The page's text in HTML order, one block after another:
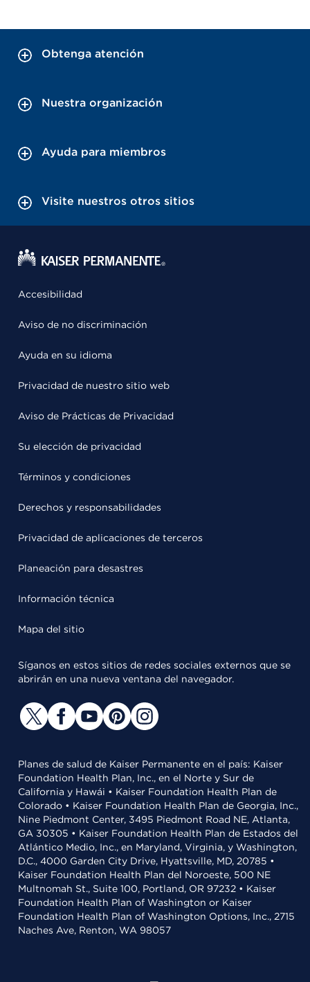
Obtenga atención
Nuestra organización
Ayuda para miembros
Visite nuestros otros sitios
Accesibilidad
Aviso de no discriminación
Ayuda en su idioma
Privacidad de nuestro sitio web
Aviso de Prácticas de Privacidad
Su elección de privacidad
Términos y condiciones
Derechos y responsabilidades
Privacidad de aplicaciones de terceros
Planeación para desastres
Información técnica
Mapa del sitio
Síganos en estos sitios de redes sociales externos que se
abrirán en una nueva ventana del navegador.
Planes de salud de Kaiser Permanente en el país: Kaiser
Foundation Health Plan, Inc., en el Norte y Sur de
California y Hawái • Kaiser Foundation Health Plan de
Colorado • Kaiser Foundation Health Plan de Georgia, Inc.,
Nine Piedmont Center, 3495 Piedmont Road NE, Atlanta,
GA 30305 • Kaiser Foundation Health Plan de Estados del
Atlántico Medio, Inc., en Maryland, Virginia, y Washington,
D.C., 4000 Garden City Drive, Hyattsville, MD, 20785 •
Kaiser Foundation Health Plan del Noroeste, 500 NE
Multnomah St., Suite 100, Portland, OR 97232 • Kaiser
Foundation Health Plan of Washington or Kaiser
Foundation Health Plan of Washington Options, Inc., 2715
Naches Ave, Renton, WA 98057